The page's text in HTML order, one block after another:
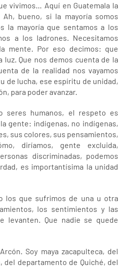
vivimos… Aquí en Guatemala la
Ah, bueno, si la mayoría somos
la mayoría que sentamos a los
a los ladrones. Necesitamos
mente. Por eso decimos: que
luz. Que nos demos cuenta de la
de la realidad nos vayamos
de lucha, ese espíritu de unidad,
para poder avanzar.
seres humanos, el respeto es
gente: indígenas, no indígenas,
sus colores, sus pensamientos,
diríamos, gente excluida,
discriminadas, podemos
es importantísima la unidad
los que sufrimos de una u otra
los sentimientos y las
levanten. Que nadie se quede
Soy maya zacapulteca, del
del departamento de Quiché, del